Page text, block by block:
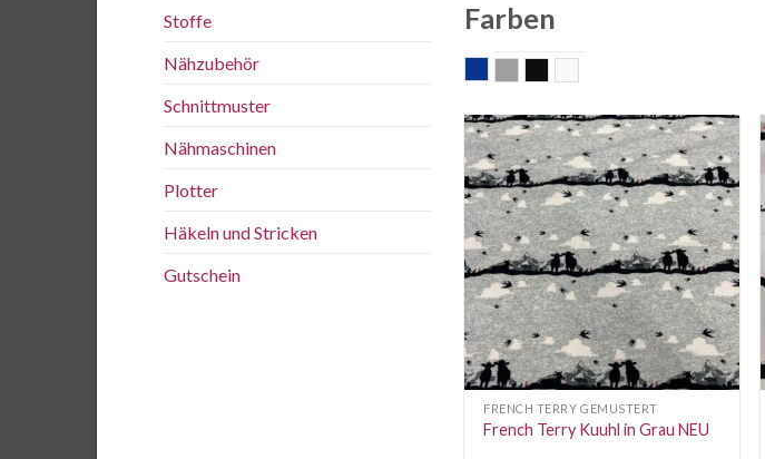
Stoffe
Nähzubehör
Schnittmuster
Nähmaschinen
Plotter
Häkeln und Stricken
Gutschein
Farben
Auf die
Wunschliste
FRENCH TERRY GEMUSTERT
French Terry Kuuhl in Grau NEU